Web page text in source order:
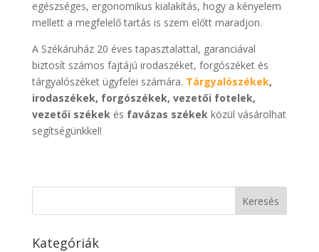
egészséges, ergonomikus kialakítás, hogy a kényelem
mellett a megfelelő tartás is szem előtt maradjon.
A Székáruház 20 éves tapasztalattal, garanciával
biztosít számos fajtájú irodaszéket, forgószéket és
tárgyalószéket ügyfelei számára. Tárgyalószékek,
irodaszékek, forgószékek, vezetői fotelek,
vezetői székek és favázas székek közül vásárolhat
segítségünkkel!
Kategóriák